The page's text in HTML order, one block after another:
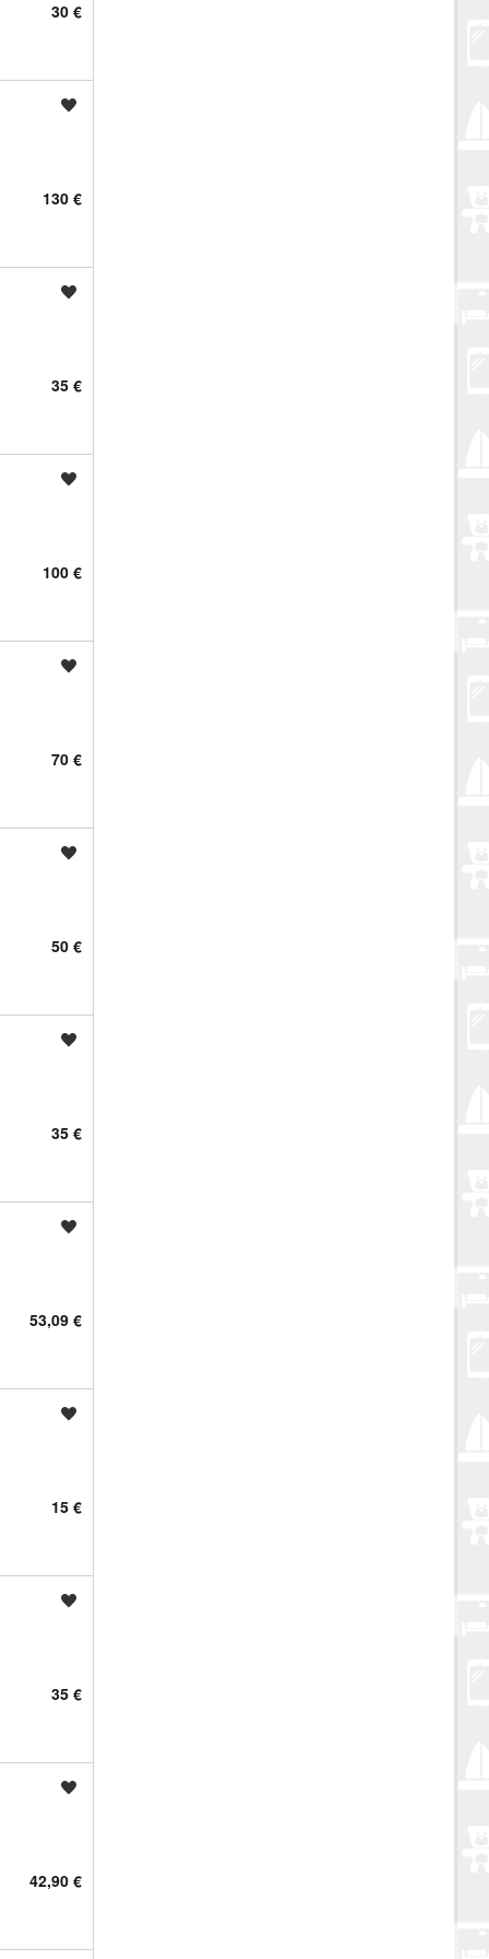
30 €
130 €
35 €
100 €
70 €
50 €
35 €
53,09 €
15 €
35 €
42,90 €